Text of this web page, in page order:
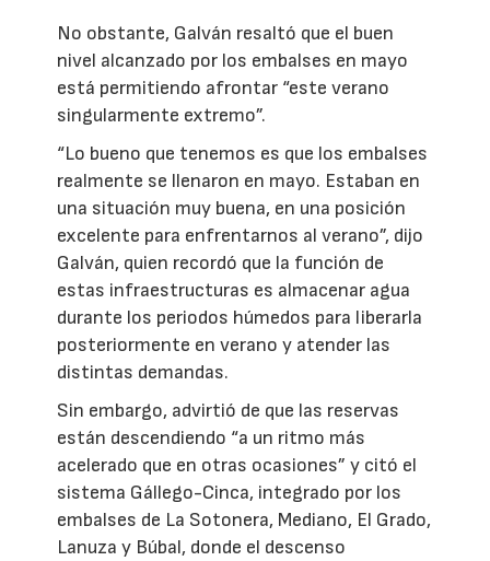
No obstante, Galván resaltó que el buen
nivel alcanzado por los embalses en mayo
está permitiendo afrontar “este verano
singularmente extremo”.
“Lo bueno que tenemos es que los embalses
realmente se llenaron en mayo. Estaban en
una situación muy buena, en una posición
excelente para enfrentarnos al verano”, dijo
Galván, quien recordó que la función de
estas infraestructuras es almacenar agua
durante los periodos húmedos para liberarla
posteriormente en verano y atender las
distintas demandas.
Sin embargo, advirtió de que las reservas
están descendiendo “a un ritmo más
acelerado que en otras ocasiones” y citó el
sistema Gállego-Cinca, integrado por los
embalses de La Sotonera, Mediano, El Grado,
Lanuza y Búbal, donde el descenso